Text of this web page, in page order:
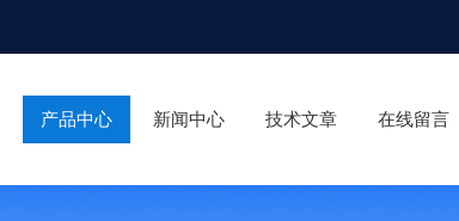
产品中心 新闻中心 技术文章 在线留言